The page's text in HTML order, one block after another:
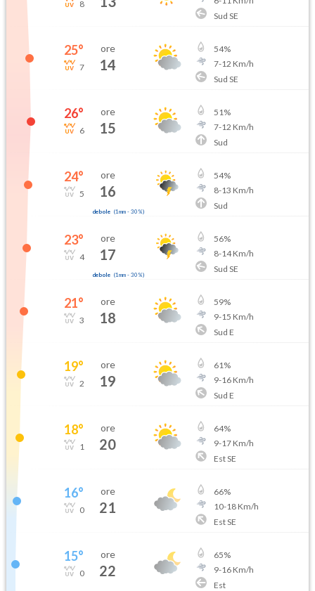
8
Sud SE
25°
7
ore
14
54%
7-12 Km/h
Sud SE
26°
6
ore
15
51%
7-12 Km/h
Sud
24°
5
ore
16
debole (1mm- 30 %)
54%
8-13 Km/h
Sud
23°
4
ore
17
debole (1mm- 30 %)
56%
8-14Km/h
Sud SE
21°
3
ore
18
59%
9-15 Km/h
Sud E
19°
2
ore
19
61%
9-16Km/h
Sud E
18°
1
ore
20
64%
9-17Km/h
Est SE
16°
0
ore
21
66%
10-18Km/h
Est SE
15°
0
ore
22
65%
9-16Km/h
Est